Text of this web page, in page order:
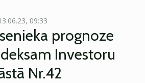
09:33
prognoze
Investoru
Nr.42